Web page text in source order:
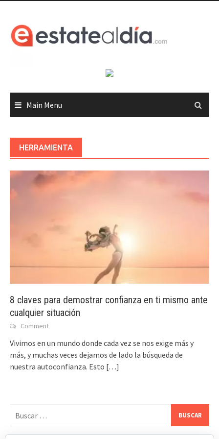
content
Main Menu
HERRAMIENTA
8 claves para demostrar confianza en ti mismo ante
cualquier situación
Comment
Vivimos en un mundo donde cada vez se nos exige más y
más, y muchas veces dejamos de lado la búsqueda de
nuestra autoconfianza. Esto […]